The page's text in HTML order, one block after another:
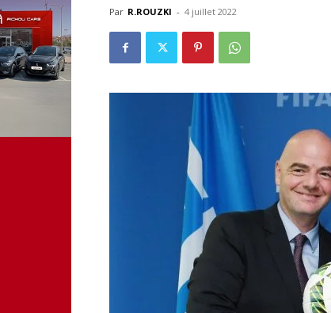
Par R.ROUZKI - 4 juillet 2022